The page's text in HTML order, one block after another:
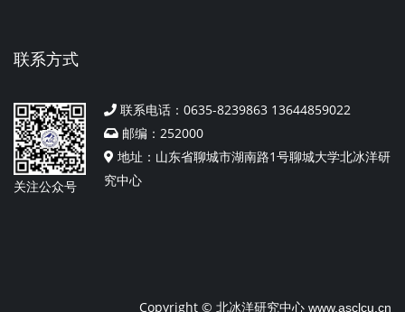
联系方式
关注公众号
联系电话：0635-8239863 13644859022
邮编：252000
地址：山东省聊城市湖南路1号聊城大学北冰洋研
究中心
Copyright © 北冰洋研究中心 www.asclcu.cn